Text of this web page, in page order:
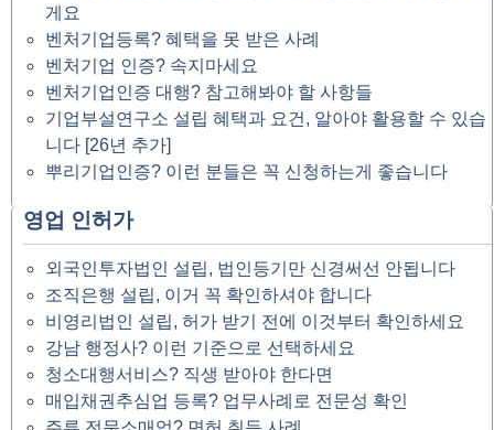
게요
벤처기업등록? 혜택을 못 받은 사례
벤처기업 인증? 속지마세요
벤처기업인증 대행? 참고해봐야 할 사항들
기업부설연구소 설립 혜택과 요건, 알아야 활용할 수 있습
니다 [26년 추가]
뿌리기업인증? 이런 분들은 꼭 신청하는게 좋습니다
영업 인허가
외국인투자법인 설립, 법인등기만 신경써선 안됩니다
조직은행 설립, 이거 꼭 확인하셔야 합니다
비영리법인 설립, 허가 받기 전에 이것부터 확인하세요
강남 행정사? 이런 기준으로 선택하세요
청소대행서비스? 직생 받아야 한다면
매입채권추심업 등록? 업무사례로 전문성 확인